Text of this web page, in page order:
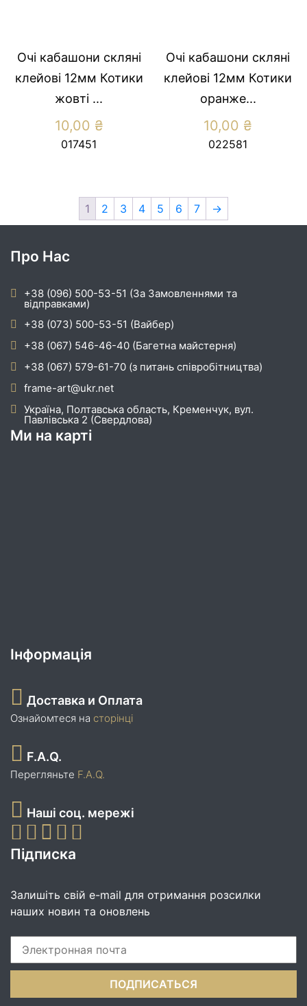
Очі кабашони скляні
клейові 12мм Котики
жовті ...
10,00 ₴
017451
Очі кабашони скляні
клейові 12мм Котики
оранже...
10,00 ₴
022581
1 2 3 4 5 6 7 →
Про Нас
+38 (096) 500-53-51 (За Замовленнями та
відправками)
+38 (073) 500-53-51 (Вайбер)
+38 (067) 546-46-40 (Багетна майстерня)
+38 (067) 579-61-70 (з питань співробітництва)
frame-art@ukr.net
Україна, Полтавська область, Кременчук, вул.
Павлівська 2 (Свердлова)
Ми на карті
Інформація
Доставка и Оплата
Ознайомтеся на сторінці
F.A.Q.
Перегляньте F.A.Q.
Наші соц. мережі
Підписка
Залишіть свій e-mail для отримання розсилки
наших новин та оновлень